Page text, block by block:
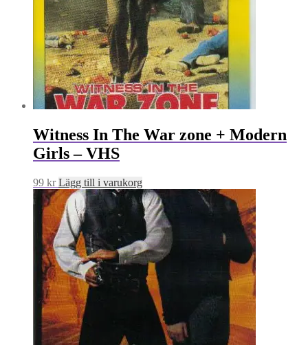
Witness In The War zone + Modern
Girls – VHS
99 kr Lägg till i varukorg